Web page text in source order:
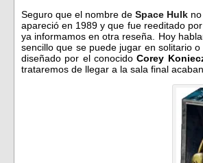
Seguro que el nombre deSpace Hulk
apareció en 1989 y que fue reeditado
ya informamos en otra reseña. Hoy
sencillo que se puede jugar en solitario
diseñado por el conocidoCorey
trataremos de llegar a la sala final